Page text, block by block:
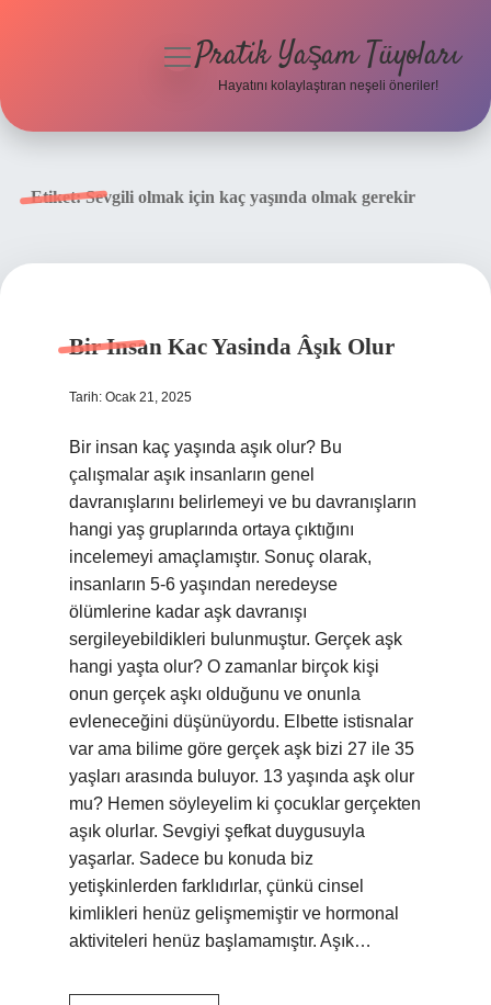
menüyü
Pratik Yaşam Tüyoları
Hayatını kolaylaştıran neşeli öneriler!
Etiket:Sevgili olmak için kaç yaşında olmak gerekir
Bir Insan Kac Yasinda Âşık Olur
Tarih: Ocak 21, 2025
Bir insan kaç yaşında aşık olur? Bu
çalışmalar aşık insanların genel
davranışlarını belirlemeyi ve bu davranışların
hangi yaş gruplarında ortaya çıktığını
incelemeyi amaçlamıştır. Sonuç olarak,
insanların 5-6 yaşından neredeyse
ölümlerine kadar aşk davranışı
sergileyebildikleri bulunmuştur. Gerçek aşk
hangi yaşta olur? O zamanlar birçok kişi
onun gerçek aşkı olduğunu ve onunla
evleneceğini düşünüyordu. Elbette istisnalar
var ama bilime göre gerçek aşk bizi 27 ile 35
yaşları arasında buluyor. 13 yaşında aşk olur
mu? Hemen söyleyelim ki çocuklar gerçekten
aşık olurlar. Sevgiyi şefkat duygusuyla
yaşarlar. Sadece bu konuda biz
yetişkinlerden farklıdırlar, çünkü cinsel
kimlikleri henüz gelişmemiştir ve hormonal
aktiviteleri henüz başlamamıştır. Aşık…